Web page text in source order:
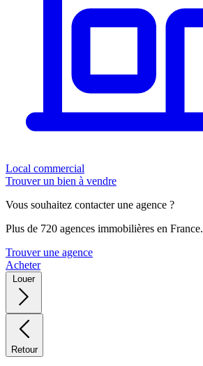
Local commercial
Trouver un bien à vendre
Vous souhaitez contacter une agence ?
Plus de 720 agences immobilières en France.
Trouver une agence
Acheter
Louer
Retour